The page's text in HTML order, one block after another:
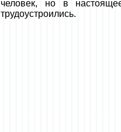
человек, но в
трудоустроились.